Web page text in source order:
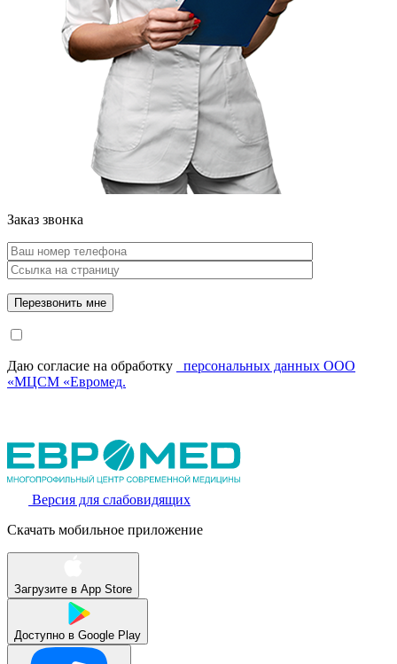
Заказ звонка
Даю согласие на обработку
персональных данных ООО
«МЦСМ «Евромед.
Версия для слабовидящих
Скачать мобильное приложение
Загрузите в App Store
Доступно в Google Play